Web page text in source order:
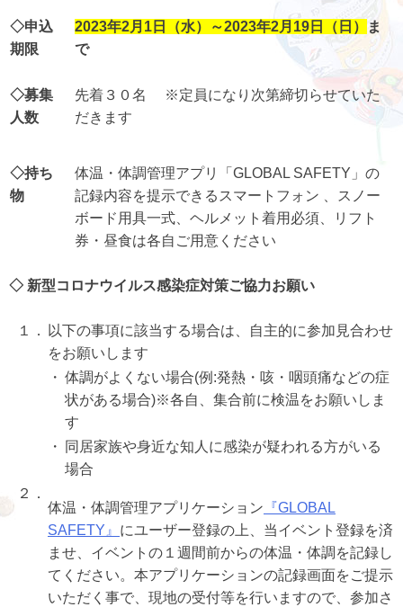
◇申込
期限
2023年2月1日（水）～2023年2月19日（日）
ま
で
◇募集
人数
先着３０名 ※定員になり次第締切らせていた
だきます
◇持ち
物
体温・体調管理アプリ「GLOBAL SAFETY」の
記録内容を提示できるスマートフォン 、スノー
ボード用具一式、ヘルメット着用必須、リフト
券・昼食は各自ご用意ください
◇ 新型コロナウイルス感染症対策ご協力お願い
１．
以下の事項に該当する場合は、自主的に参加見合わせ
をお願いします
・ 体調がよくない場合(例:発熱・咳・咽頭痛などの症
状がある場合)※各自、集合前に検温をお願いしま
す
・
同居家族や身近な知人に感染が疑われる方がいる
場合
２．
体温・体調管理アプリケーション 『GLOBAL
SAFETY』 にユーザー登録の上、当イベント登録を済
ませ、イベントの１週間前からの体温・体調を記録し
てください。本アプリケーションの記録画面をご提示
いただく事で、現地の受付等を行いますので、参加さ